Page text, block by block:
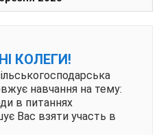
КОЛЕГИ!
навчання на тему:
в питаннях
Вас взяти участь в